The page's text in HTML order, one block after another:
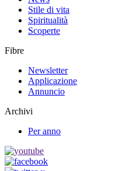
Stile di vita
Spiritualità
Scoperte
Fibre
Newsletter
Applicazione
Annuncio
Archivi
Per anno